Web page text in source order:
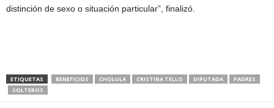
distinción de sexo o situación particular”, finalizó.
ETIQUETAS BENEFICIOS CHOLULA CRISTINA TELLO DIPUTADA
PADRES
SOLTEROS